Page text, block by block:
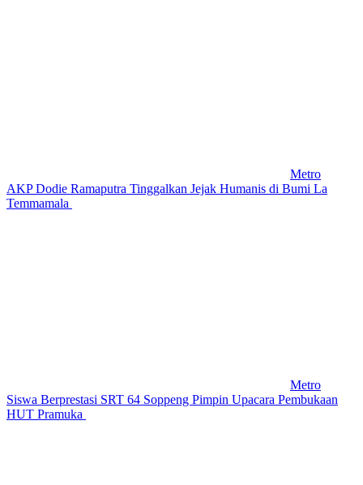
Metro
AKP Dodie Ramaputra Tinggalkan Jejak Humanis di Bumi La
Temmamala
Metro
Siswa Berprestasi SRT 64 Soppeng Pimpin Upacara Pembukaan
HUT Pramuka